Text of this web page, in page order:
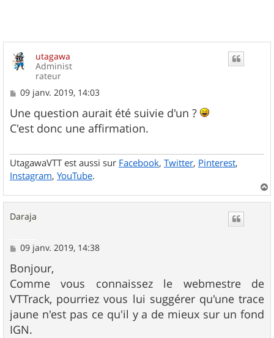
utagawa
Administ
rateur
M
s
s
a
09 janv. 2019, 14:03
Une question aurait été suivie d'un ?
C'est donc une affirmation.
UtagawaVTT est aussi sur Facebook, Twitter, Pinterest,
Instagram, YouTube.
a
Daraja
M
s
s
a
g
e
09 janv. 2019, 14:38
Bonjour,
Comme vous connaissez le webmestre de
VTTrack, pourriez vous lui suggérer qu'une trace
jaune n'est pas ce qu'il y a de mieux sur un fond
IGN.